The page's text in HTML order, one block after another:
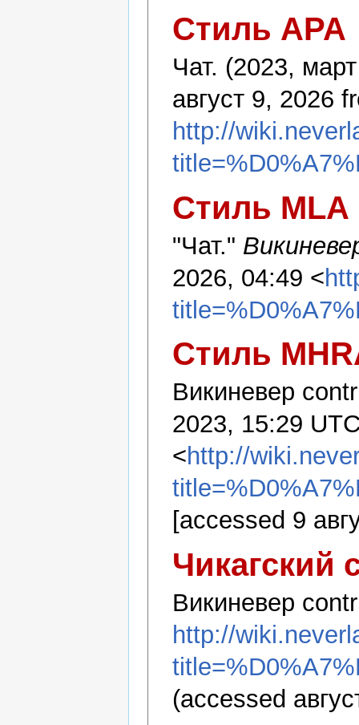
Стиль APA
Чат. (2023,
август 9, 2026
http://
Стиль MLA
"Чат."
2026, 04:49 <
Стиль
Викиневер
2023, 15:29
<http://
[accessed 9
Чикагский
Викиневер
http://
(accessed